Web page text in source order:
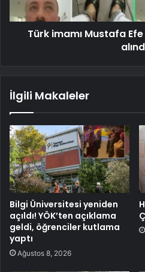
Türk imamı Mustafa
İlgili Makaleler
Bilgi Üniversitesi yeniden
açıldı! YÖK’ten açıklama
geldi, öğrenciler kutlama
yaptı
Ağustos 8, 2026